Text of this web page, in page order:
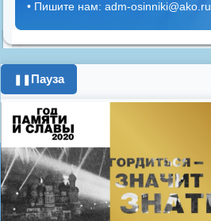
• Пишите нам: adm-osinniki@ako.ru
Пауза